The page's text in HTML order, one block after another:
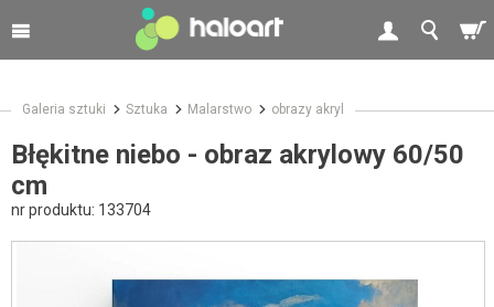
Galeria sztuki Sztuka Malarstwo obrazy akryl
Błękitne niebo - obraz akrylowy 60/50
cm
nr produktu: 133704